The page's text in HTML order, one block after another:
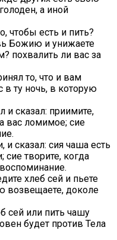
а иной
чтобы есть и пить?
Божию и унижаете
похвалить ли вас за
то, что и вам
в ту ночь, в которую
и сказал: приимите,
вас ломимое; сие
сказал: сия чаша есть
творите, когда
хлеб сей и пьете
возвещаете, доколе
сей или пить чашу
будет против Тела